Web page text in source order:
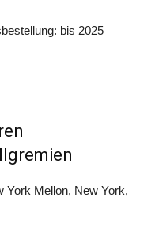
bis 2025
York Mellon, New York,